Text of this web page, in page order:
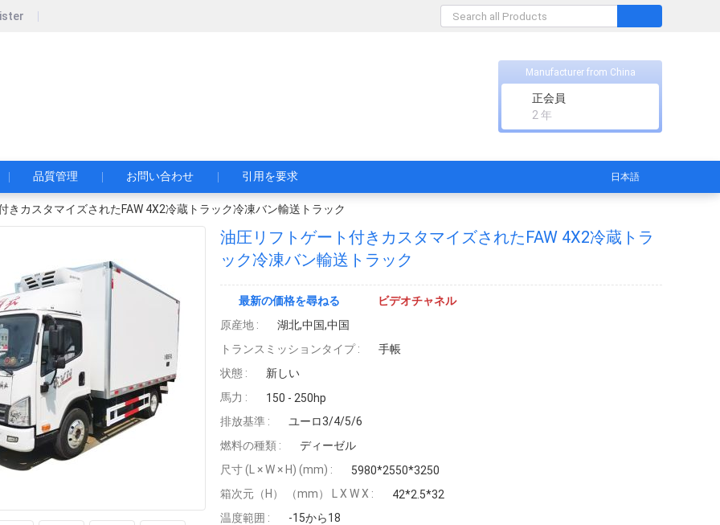
Manufacturer from China
正会員
2 年
品質管理 お問い合わせ 引用を要求 日本語
きカスタマイズされたFAW 4X2冷蔵トラック冷凍バン輸送トラック
油圧リフトゲート付きカスタマイズされたFAW 4X2冷蔵トラ
ック冷凍バン輸送トラック
最新の価格を尋ねる
ビデオチャネル
原産地 :
湖北,中国,中国
トランスミッションタイプ :
手帳
状態 :
新しい
馬力 :
150 - 250hp
排放基準 :
ユーロ3/4/5/6
燃料の種類 :
ディーゼル
尺寸 (L × W × H) (mm) :
5980*2550*3250
箱次元（H） （mm） L X W X :
42*2.5*32
温度範囲 :
-15から18